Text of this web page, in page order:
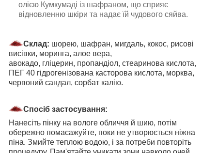
олією Кумкумаді із шафраном, що сприяє
відновленню шкіри та надає їй чудового сяйва.
Склад: шорею, шафран, мигдаль, кокос, рисові
висівки, моринга, алое вера,
авокадо, гліцерин, пропандіол, стеаринова кислота,
ПЕГ 40 гідрогенізована касторова кислота, морква,
червоний сандал, сорбат калію.
Спосіб застосування:
Нанесіть пінку на вологе обличчя й шию, потім
обережно помасажуйте, поки не утворюється ніжна
піна. Змийте теплою водою, і за потреби повторіть